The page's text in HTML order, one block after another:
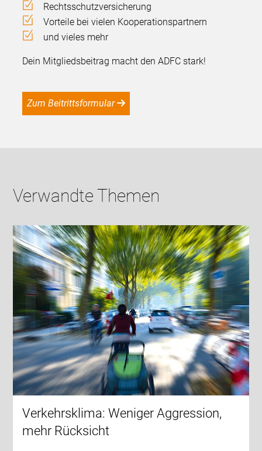
Rechtsschutzversicherung
Vorteile bei vielen Kooperationspartnern
und vieles mehr
Dein Mitgliedsbeitrag macht den ADFC stark!
Zum Beitrittsformular
Verwandte Themen
Verkehrsklima: Weniger Aggression,
mehr Rücksicht